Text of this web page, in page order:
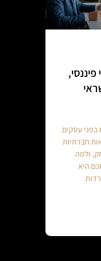
פיננסי,
בפני עסקים
חברתיות
ולמה
היא